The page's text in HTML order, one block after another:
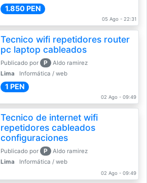
1.850 PEN
05 Ago - 22:31
Tecnico wifi repetidores router
pc laptop cableados
Publicado por P
Aldo ramirez
Lima
Informática / web
1 PEN
02 Ago - 09:49
Tecnico de internet wifi
repetidores cableados
configuraciones
Publicado por P
Aldo ramirez
Lima
Informática / web
02 Ago - 09:49